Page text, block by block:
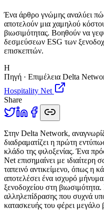
Ένα άρθρο γνώμης αναλύει πώς
αποτελούν μια χαμηλού
βιωσιμότητας. Βοηθούν να
δεσμεύσεων ESG των
επισκεπτών.
H
Πηγή · Επιμέλεια Delta
Hospitality Net
Share
Στην Delta Network,
διαδραματίζει η πρώτη
κλάδο της φιλοξενίας. Ένα
Net επισημαίνει με ιδιαίτερη
ταπεινό αντικείμενο, όπως η
αποτελέσει ένα ισχυρό
ξενοδοχείου στη
αλληλεπίδρασης που συχνά
κατασκευής του φέρει μεγάλο